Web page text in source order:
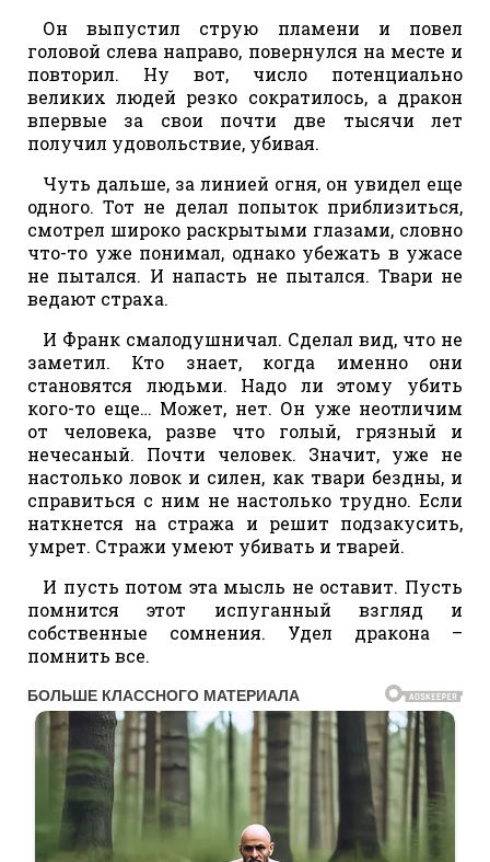
Он выпустил струю пламени и повел
головой слева направо, повернулся на месте и
повторил. Ну вот, число потенциально
великих людей резко сократилось, а дракон
впервые за свои почти две тысячи лет
получил удовольствие, убивая.
Чуть дальше, за линией огня, он увидел еще
одного. Тот не делал попыток приблизиться,
смотрел широко раскрытыми глазами, словно
что-то уже понимал, однако убежать в ужасе
не пытался. И напасть не пытался. Твари не
ведают страха.
И Франк смалодушничал. Сделал вид, что не
заметил. Кто знает, когда именно они
становятся людьми. Надо ли этому убить
кого-то еще… Может, нет. Он уже неотличим
от человека, разве что голый, грязный и
нечесаный. Почти человек. Значит, уже не
настолько ловок и силен, как твари бездны, и
справиться с ним не настолько трудно. Если
наткнется на стража и решит подзакусить,
умрет. Стражи умеют убивать и тварей.
И пусть потом эта мысль не оставит. Пусть
помнится этот испуганный взгляд и
собственные сомнения. Удел дракона –
помнить все.